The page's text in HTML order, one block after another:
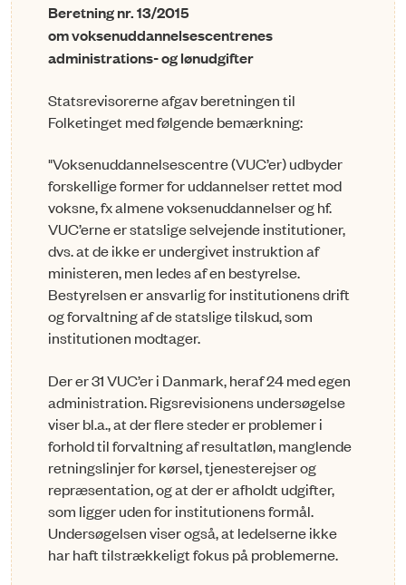
Beretning nr. 13/2015
om voksenuddannelsescentrenes
administrations- og lønudgifter
Statsrevisorerne afgav beretningen til
Folketinget med følgende bemærkning:
"Voksenuddannelsescentre (VUC’er) udbyder
forskellige former for uddannelser rettet mod
voksne, fx almene voksenuddannelser og hf.
VUC’erne er statslige selvejende institutioner,
dvs. at de ikke er undergivet instruktion af
ministeren, men ledes af en bestyrelse.
Bestyrelsen er ansvarlig for institutionens drift
og forvaltning af de statslige tilskud, som
institutionen modtager.
Der er 31 VUC’er i Danmark, heraf 24 med egen
administration. Rigsrevisionens undersøgelse
viser bl.a., at der flere steder er problemer i
forhold til forvaltning af resultatløn, manglende
retningslinjer for kørsel, tjenesterejser og
repræsentation, og at der er afholdt udgifter,
som ligger uden for institutionens formål.
Undersøgelsen viser også, at ledelserne ikke
har haft tilstrækkeligt fokus på problemerne.